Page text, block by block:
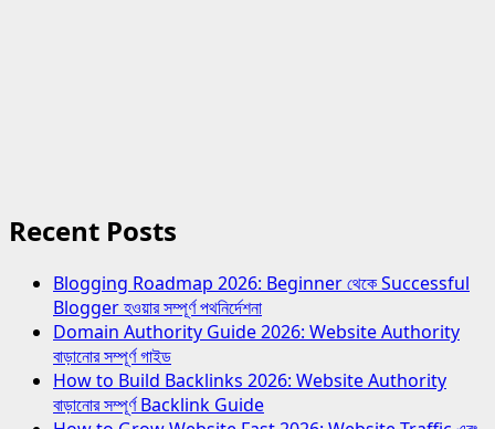
Recent Posts
Blogging Roadmap 2026: Beginner থেকে Successful
Blogger হওয়ার সম্পূর্ণ পথনির্দেশনা
Domain Authority Guide 2026: Website Authority
বাড়ানোর সম্পূর্ণ গাইড
How to Build Backlinks 2026: Website Authority
বাড়ানোর সম্পূর্ণ Backlink Guide